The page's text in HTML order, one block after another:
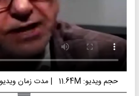
حجم ویدیو: 11.64M | مدت زمان ویدیو: